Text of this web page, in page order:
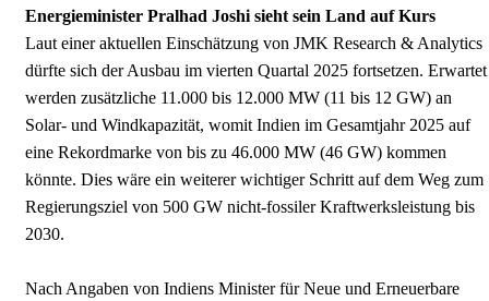
Energieminister Pralhad Joshi sieht sein Land auf Kurs
Laut einer aktuellen Einschätzung von JMK Research & Analytics
dürfte sich der Ausbau im vierten Quartal 2025 fortsetzen. Erwartet
werden zusätzliche 11.000 bis 12.000 MW (11 bis 12 GW) an
Solar- und Windkapazität, womit Indien im Gesamtjahr 2025 auf
eine Rekordmarke von bis zu 46.000 MW (46 GW) kommen
könnte. Dies wäre ein weiterer wichtiger Schritt auf dem Weg zum
Regierungsziel von 500 GW nicht-fossiler Kraftwerksleistung bis
2030.
Nach Angaben von Indiens Minister für Neue und Erneuerbare